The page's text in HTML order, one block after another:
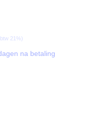
21%)
na betaling